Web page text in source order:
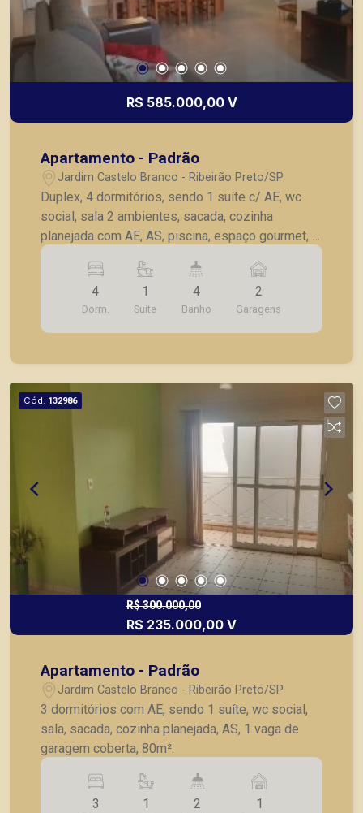
locação, vendas de imóveis prontos, usados ou
mesmo nos principais lançamentos da cidade de
Ribeirão Preto.
R$ 585.000,00 V
Apartamento - Padrão
Jardim Castelo Branco - Ribeirão Preto/SP
Duplex, 4 dormitórios, sendo 1 suíte c/ AE, wc
social, sala 2 ambientes, sacada, cozinha
planejada com AE, AS, piscina, espaço gourmet, 2
vagas de garagem.
4
Dorm.
1
Suite
4
Banho
2
Garagens
Cód. 132986
R$ 300.000,00
R$ 235.000,00 V
Apartamento - Padrão
Jardim Castelo Branco - Ribeirão Preto/SP
3 dormitórios com AE, sendo 1 suíte, wc social,
sala, sacada, cozinha planejada, AS, 1 vaga de
garagem coberta, 80m².
3 1 2 1